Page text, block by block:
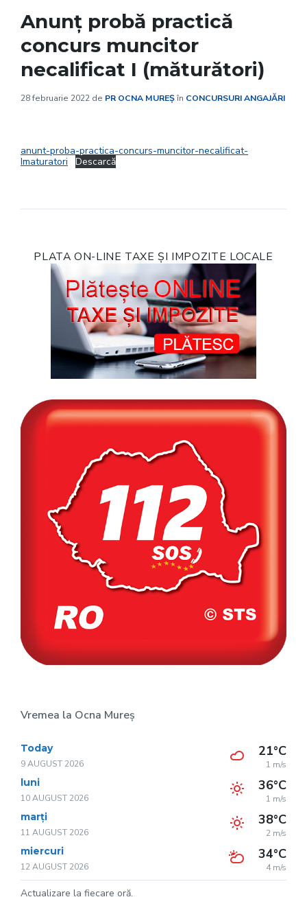
Anunț probă practică
concurs muncitor
necalificat I (măturători)
28 februarie 2022 de PR OCNA MUREȘîn CONCURSURI ANGAJĂRI
anunt-proba-practica-concurs-muncitor-necalificat-
Imaturatori
Descarcă
PLATA ON-LINE TAXE ȘI IMPOZITE LOCALE
Vremea la Ocna Mureș
Today
9 AUGUST 2026
21°C
1 m/s
luni
10 AUGUST 2026
36°C
1 m/s
marți
11 AUGUST 2026
38°C
2 m/s
miercuri
12 AUGUST 2026
34°C
4 m/s
Actualizare la fiecare oră.